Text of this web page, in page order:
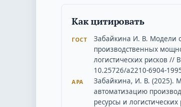
Как цитировать
ГОСТ
Забайкина И. В. Модели
производственных
логистических рисков
10.25726/a2210-6904-
APA
Забайкина, И. В. (2025).
автоматизацию
ресурсы и